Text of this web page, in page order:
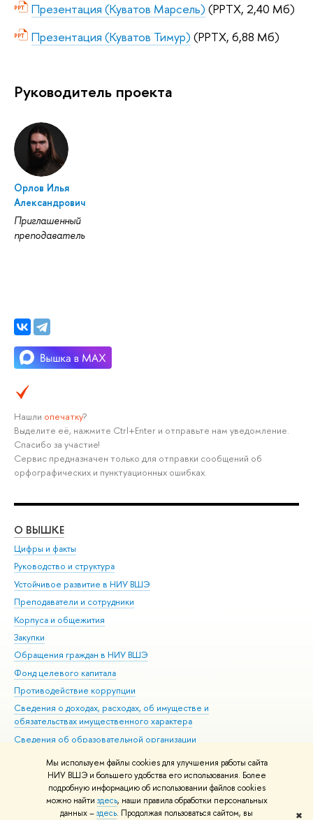
Мы используем файлы cookies для улучшения работы сайта
НИУ ВШЭ и большего удобства его использования. Более
подробную информацию об использовании файлов cookies
можно найти здесь, наши правила обработки персональных
данных –здесь. Продолжая пользоваться сайтом, вы ✖
Презентация (Куватов Марсель) (PPTX, 2,40 Мб)
Презентация (Куватов Тимур) (PPTX, 6,88 Мб)
Руководитель проекта
Орлов Илья
Александрович
Приглашенный
преподаватель
Нашли опечатку?
Выделите её, нажмите Ctrl+Enter и отправьте нам уведомление.
Спасибо за участие!
Сервис предназначен только для отправки сообщений об
орфографических и пунктуационных ошибках.
О ВЫШКЕ
Цифры и факты
Руководство и структура
Устойчивое развитие в НИУ ВШЭ
Преподаватели и сотрудники
Корпуса и общежития
Закупки
Обращения граждан в НИУ ВШЭ
Фонд целевого капитала
Противодействие коррупции
Сведения о доходах, расходах, об имуществе и
обязательствах имущественного характера
Сведения об образовательной организации
Людям с ограниченными возможностями здоровья
Единая платежная страница
Работа в Вышке